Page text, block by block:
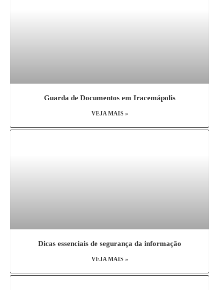
Guarda de Documentos em Iracemápolis
VEJA MAIS »
Dicas essenciais de segurança da informação
VEJA MAIS »